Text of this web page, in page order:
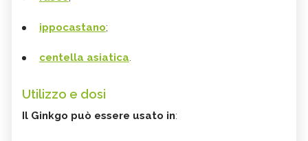
ippocastano;
centella asiatica.
Utilizzo e dosi
Il Ginkgo può essere usato in: